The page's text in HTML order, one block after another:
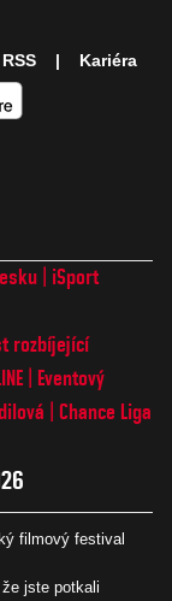
iSport
rozbíjející
Eventový
Chance Liga
filmový festival
jste potkali
RSS Kariéra